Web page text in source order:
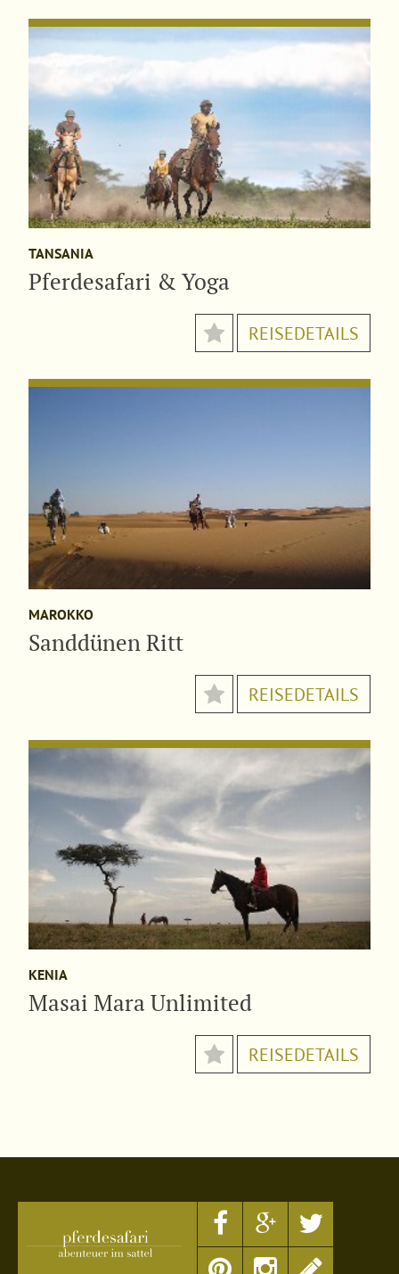
TANSANIA
Pferdesafari & Yoga
REISEDETAILS
MAROKKO
Sanddünen Ritt
REISEDETAILS
KENIA
Masai Mara Unlimited
REISEDETAILS